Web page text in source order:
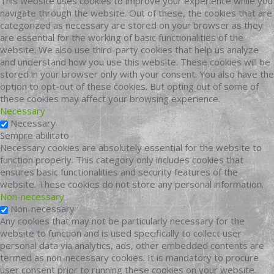
navigate through the website. Out of these, the cookies that are
categorized as necessary are stored on your browser as they
are essential for the working of basic functionalities of the
website. We also use third-party cookies that help us analyze
and understand how you use this website. These cookies will be
stored in your browser only with your consent. You also have the
option to opt-out of these cookies. But opting out of some of
these cookies may affect your browsing experience.
Necessary
Necessary
Sempre abilitato
Necessary cookies are absolutely essential for the website to
function properly. This category only includes cookies that
ensures basic functionalities and security features of the
website. These cookies do not store any personal information.
Non-necessary
Non-necessary
Any cookies that may not be particularly necessary for the
website to function and is used specifically to collect user
personal data via analytics, ads, other embedded contents are
termed as non-necessary cookies. It is mandatory to procure
user consent prior to running these cookies on your website.